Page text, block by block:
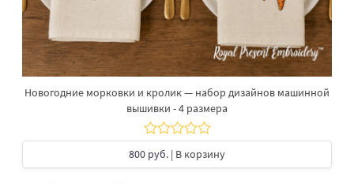
Новогодние морковки и кролик — набор дизайнов машинной
вышивки - 4 размера
800 руб. | В корзину